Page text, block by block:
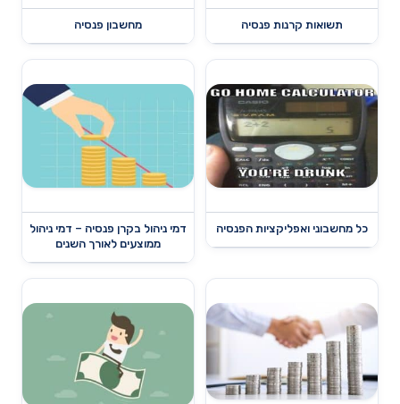
תשואות קרנות פנסיה מחשבון פנסיה
כל מחשבוני ואפליקציות הפנסיה
דמי ניהול בקרן פנסיה – דמי ניהול
ממוצעים לאורך השנים